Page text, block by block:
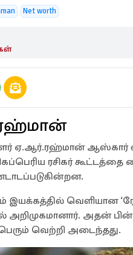
Net worth
ஏ.ஆர்.ரஹ்மான் ஆஸ்கார்
ரசிகர்
இயக்கத்தில் வெளியான
அறிமுகமானார். அதன்
வெற்றி அடைந்தது.